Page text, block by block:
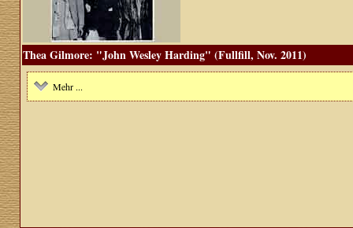
Thea Gilmore: "John Wesley Harding" (Fullfill, Nov. 2011)
Mehr ...